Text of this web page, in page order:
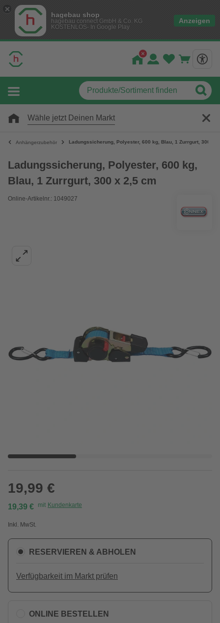
hagebau shop
hagebau connect GmbH & Co. KG
KOSTENLOS- In Google Play
Anzeigen
Wähle jetzt Deinen Markt
Anhängerzubehör Ladungssicherung, Polyester, 600 kg, Blau, 1 Zurrgurt, 300 x
Ladungssicherung, Polyester, 600 kg,
Blau, 1 Zurrgurt, 300 x 2,5 cm
Online-Artikelnr.: 1049027
19,99 €
19,39 € mit Kundenkarte
Inkl. MwSt.
RESERVIEREN & ABHOLEN
Verfügbarkeit im Markt prüfen
ONLINE BESTELLEN